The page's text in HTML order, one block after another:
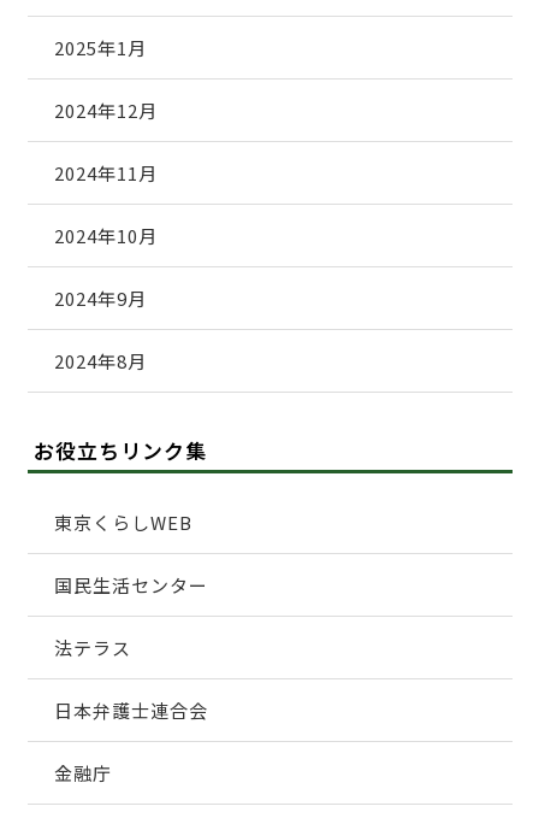
2025年1月
2024年12月
2024年11月
2024年10月
2024年9月
2024年8月
お役立ちリンク集
東京くらしWEB
国民生活センター
法テラス
日本弁護士連合会
金融庁